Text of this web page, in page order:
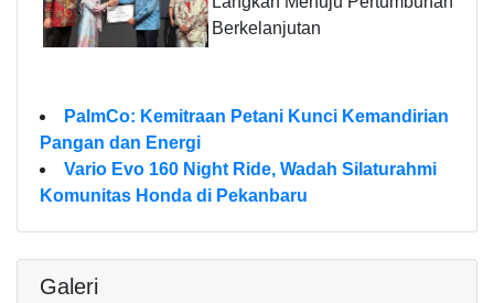
Berkelanjutan
PalmCo: Kemitraan Petani Kunci Kemandirian
Pangan dan Energi
Vario Evo 160 Night Ride, Wadah Silaturahmi
Komunitas Honda di Pekanbaru
Galeri